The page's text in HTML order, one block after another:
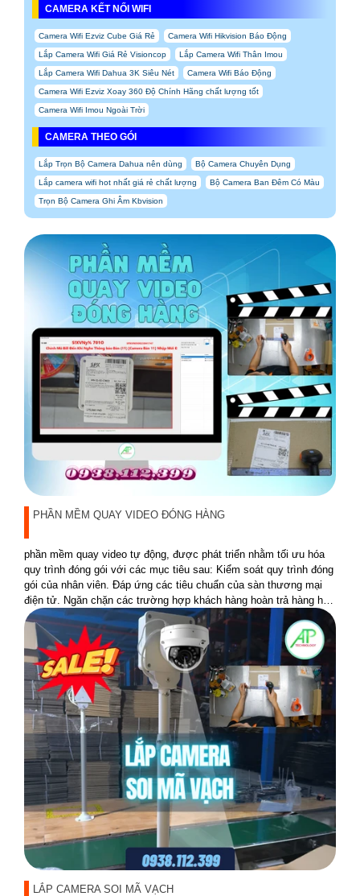
CAMERA KẾT NỐI WIFI
Camera Wifi Ezviz Cube Giá Rẻ Camera Wifi Hikvision Báo Động
Lắp Camera Wifi Giá Rẻ Visioncop Lắp Camera Wifi Thân Imou
Lắp Camera Wifi Dahua 3K Siêu Nét Camera Wifi Báo Động
Camera Wifi Ezviz Xoay 360 Độ Chính Hãng chất lượng tốt
Camera Wifi Imou Ngoài Trời
CAMERA THEO GÓI
Lắp Trọn Bộ Camera Dahua nên dùng Bộ Camera Chuyên Dụng
Lắp camera wifi hot nhất giá rẻ chất lượng Bộ Camera Ban Đêm Có Màu
Trọn Bộ Camera Ghi Âm Kbvision
PHẦN MỀM QUAY VIDEO ĐÓNG HÀNG
phần mềm quay video tự động, được phát triển nhằm tối ưu hóa
quy trình đóng gói với các mục tiêu sau: Kiểm soát quy trình đóng
gói của nhân viên. Đáp ứng các tiêu chuẩn của sàn thương mại
điện tử. Ngăn chặn các trường hợp khách hàng hoàn trả hàng hóa
không đúng sản phẩm
LẮP CAMERA SOI MÃ VẠCH